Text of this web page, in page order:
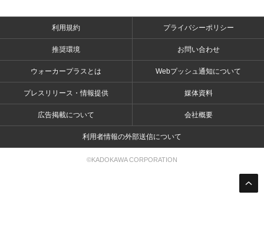
利用規約 プライバシーポリシー
推奨環境 お問い合わせ
ウォーカープラスとは Webプッシュ通知について
プレスリリース・情報提供 媒体資料
広告掲載について 会社概要
利用者情報の外部送信について
©KADOKAWA CORPORATION